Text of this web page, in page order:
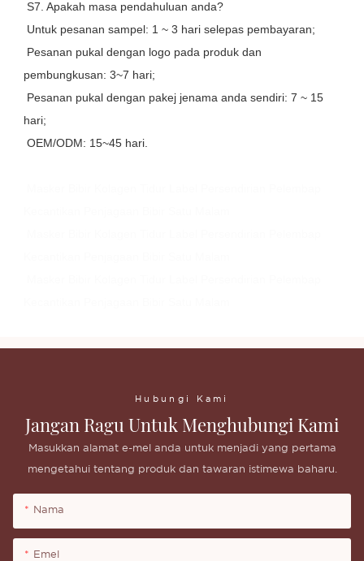
S7. Apakah masa pendahuluan anda?
Untuk pesanan sampel: 1 ~ 3 hari selepas pembayaran;
pembungkusan: 3~7 hari;
hari;
OEM/ODM: 15~45 hari.
Hubungi Kami
Jangan Ragu Untuk Menghubungi Kami
Masukkan alamat e-mel anda untuk menjadi yang pertama
mengetahui tentang produk dan tawaran istimewa baharu.
Nama
Emel